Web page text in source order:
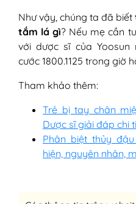
Như vậy, chúng ta đã biết
tắm lá gì? Nếu mẹ cần
với dược sĩ của
cước 1800.1125 trong giờ
Tham khảo thêm:
Trẻ bị tay chân
Dược sĩ giải đáp chi
Phân biệt thủy
hiện, nguyên nhân,